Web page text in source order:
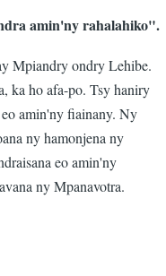
amin'ny rahalahiko".
Mpiandry ondry Lehibe.
ka ho afa-po. Tsy haniry
amin'ny fiainany. Ny
ny hamonjena ny
eo amin'ny
ny Mpanavotra.